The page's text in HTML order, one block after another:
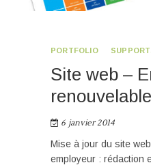
PORTFOLIO
Site web –
6 janvier 2014
Mise à jour du site
employeur : rédaction